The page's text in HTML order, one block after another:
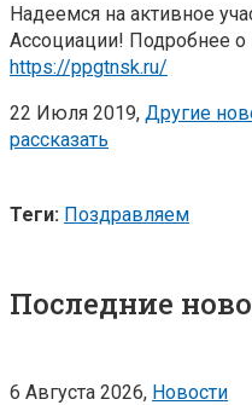
Надеемся на активное
Ассоциации! Подробнее о
https://ppgtnsk.ru/
22 Июля 2019, Другие
рассказать
Теги: Поздравляем
Последние
6 Августа 2026, Новости